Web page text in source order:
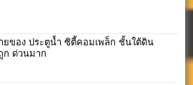
ยของ ประตูน้ำ ซิตี้คอมเพล็ก ชั้นใต้ดิน
ก ด่วนมาก